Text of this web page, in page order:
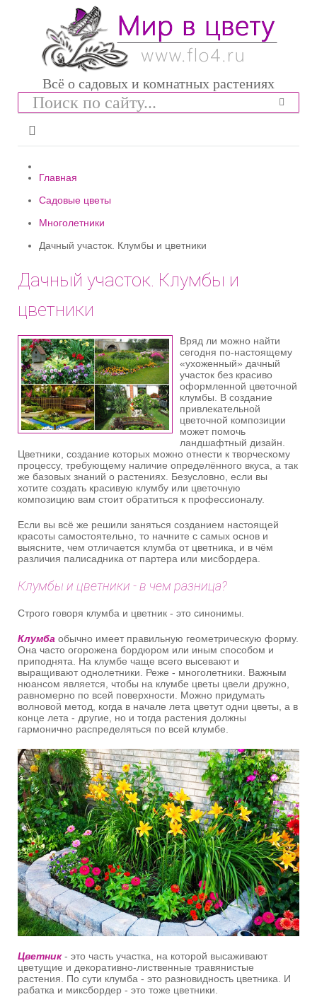
Всё о садовых и комнатных растениях
Главная
Садовые цветы
Многолетники
Дачный участок. Клумбы и цветники
Дачный участок. Клумбы и
цветники
Вряд ли можно найти
сегодня по-настоящему
«ухоженный» дачный
участок без красиво
оформленной цветочной
клумбы. В создание
привлекательной
цветочной композиции
может помочь
ландшафтный дизайн.
Цветники, создание которых можно отнести к творческому
процессу, требующему наличие определённого вкуса, а так
же базовых знаний о растениях. Безусловно, если вы
хотите создать красивую клумбу или цветочную
композицию вам стоит обратиться к профессионалу.
Если вы всё же решили заняться созданием настоящей
красоты самостоятельно, то начните с самых основ и
выясните, чем отличается клумба от цветника, и в чём
различия палисадника от партера или мисбордера.
Клумбы и цветники - в чем разница?
Строго говоря клумба и цветник - это синонимы.
Клумба обычно имеет правильную геометрическую форму.
Она часто огорожена бордюром или иным способом и
приподнята. На клумбе чаще всего высевают и
выращивают однолетники. Реже - многолетники. Важным
нюансом является, чтобы на клумбе цветы цвели дружно,
равномерно по всей поверхности. Можно придумать
волновой метод, когда в начале лета цветут одни цветы, а в
конце лета - другие, но и тогда растения должны
гармонично распределяться по всей клумбе.
Цветник - это часть участка, на которой высаживают
цветущие и декоративно-лиственные травянистые
растения. По сути клумба - это разновидность цветника. И
рабатка и миксбордер - это тоже цветники.